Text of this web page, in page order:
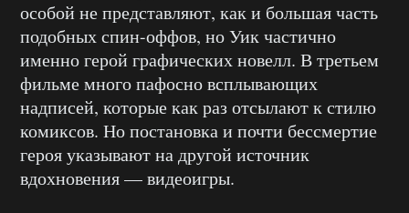
особой не представляют, как и большая часть
подобных спин-оффов, но Уик частично
именно герой графических новелл. В третьем
фильме много пафосно всплывающих
надписей, которые как раз отсылают к стилю
комиксов. Но постановка и почти бессмертие
героя указывают на другой источник
вдохновения — видеоигры.